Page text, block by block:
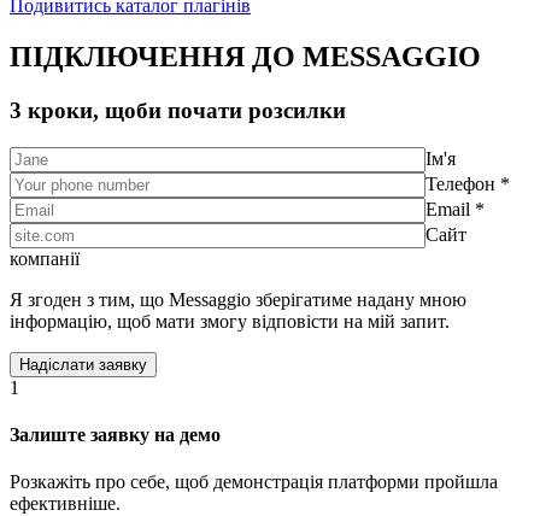
Подивитись каталог плагінів
ПІДКЛЮЧЕННЯ ДО MESSAGGIO
3 кроки, щоби почати розсилки
Ім'я
Телефон *
Email *
Сайт
компанії
Я згоден з тим, що Messaggio зберігатиме надану мною
інформацію, щоб мати змогу відповісти на мій запит.
1
Залиште заявку на демо
Розкажіть про себе, щоб демонстрація платформи пройшла
ефективніше.